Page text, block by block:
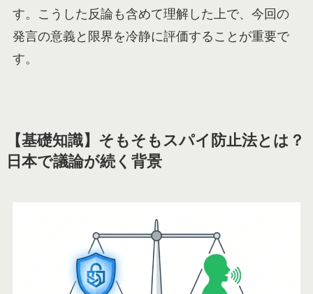
す。こうした反論も含めて理解した上で、今回の
発言の意義と限界を冷静に評価することが重要で
す。
【基礎知識】そもそもスパイ防止法とは？
日本で議論が続く背景